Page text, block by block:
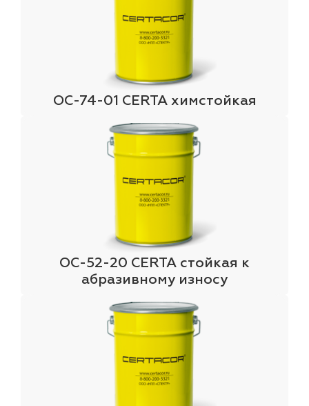
ОС-74-01 CERTA химстойкая
ОС-52-20 CERTA стойкая к
абразивному износу